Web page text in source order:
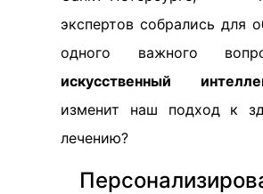
экспертов собрались для
одного важного
искусственный
изменит наш подход к
лечению?